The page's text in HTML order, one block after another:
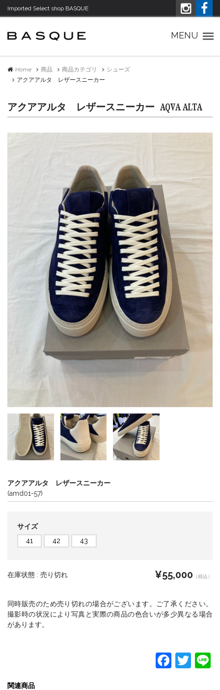
Imported Select shop BASQUE
MENU
Home 商品 商品カテゴリ
シューズ
アクアアルタ レザースニーカー
アクアアルタ レザースニーカー AQVA ALTA
アクアアルタ レザースニーカー
(amd01-57)
サイズ
41
42 43
在庫状態 : 売り切れ ¥55,000 （税込）
同時販売のため売り切れの場合がございます。ご了承ください。
撮影時の状況により写真と実際の商品の色合いが多少異なる場合
があります。
F T
関連商品